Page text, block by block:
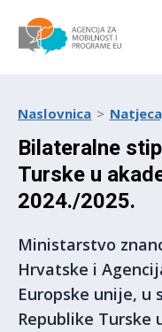
Naslovnica
Bilateralne
Turske u
2024./2025.
Ministarstvo
Hrvatske i
Europske unije, u
Republike Turske